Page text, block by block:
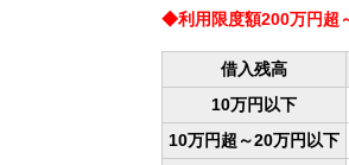
◆利用限度額200万円超
借入残高
10万円以下
10万円超～20万円以下